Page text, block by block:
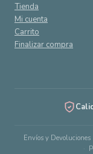
Tienda
Mi cuenta
Carrito
Finalizar compra
Envíos y Devoluciones